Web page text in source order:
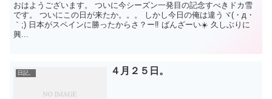
おはようございます。 ついに今シーズン一発目の記念すべきドカ雪
です。 ついにこの日が来たか。。。 しかし今日の俺は違うヾ(・д・
｀;) 日本がスペインに勝ったからさ？ー‼️ ばんざーい☀️ 久しぶりに
興...
日記。 ４月２５日。